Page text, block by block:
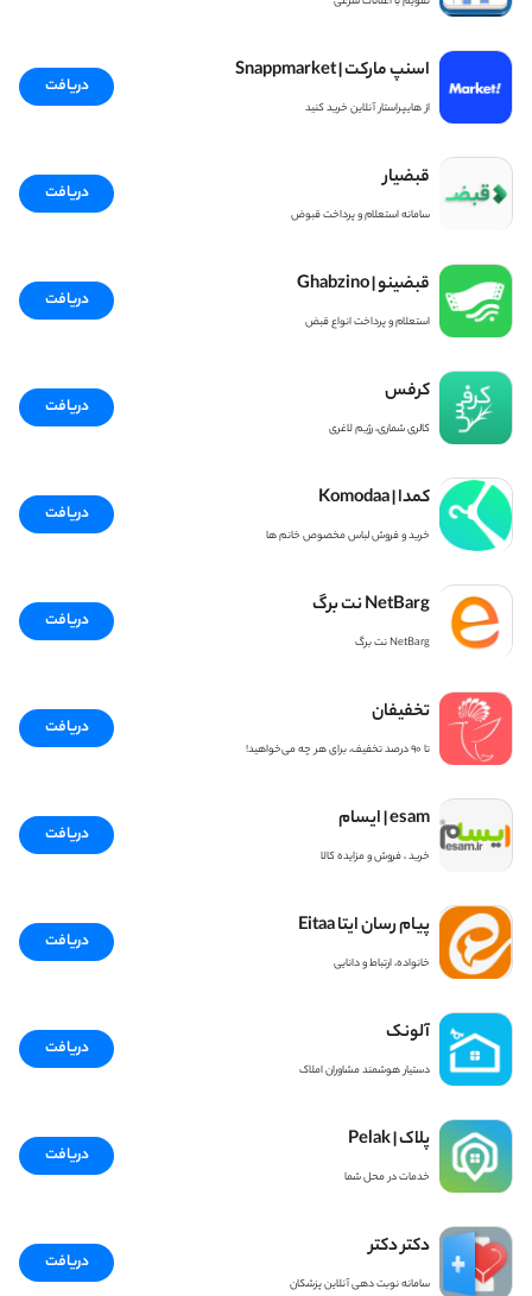
اسنپ مارکت | Snappmarket
از هایپراستار آنلاین خرید کنید
دریافت
قبضیار
سامانه استعلام و پرداخت قبوض
دریافت
قبضینو | Ghabzino
استعلام و پرداخت انواع قبض
دریافت
کرفس
کالری شماری، رژیم لاغری
دریافت
کمدا | Komodaa
خرید و فروش لباس مخصوص خانم ها
دریافت
NetBarg نت برگ
NetBarg نت برگ
دریافت
تخفیفان
تا ۹۰ درصد تخفیف، برای هر چه می‌خواهید!
دریافت
esam | ایسام
خرید ، فروش و مزایده کالا
دریافت
پیام رسان ایتا Eitaa
خانواده، ارتباط و دانایی
دریافت
آلونک
دستیار هوشمند مشاوران املاک
دریافت
پلاک | Pelak
خدمات در محل شما
دریافت
دکتر دکتر
سامانه نوبت دهی آنلاین پزشکان
دریافت